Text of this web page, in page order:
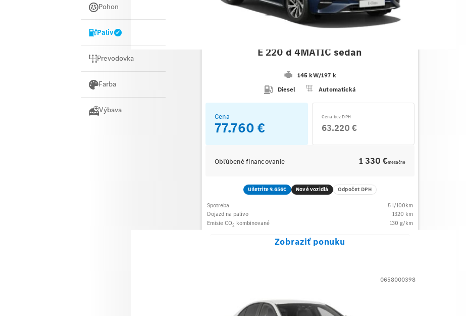
E 220 d 4MATIC sedan
145 kW/197 k
Diesel
Automatická
Cena
77.760 €
Cena bez DPH
63.220 €
Obľúbené financovanie 1 330 €mesačne
Ušetríte 9.656€ Nové vozidlá Odpočet DPH
Spotreba 5 l/100km
Dojazd na palivo
1320 km
Emisie CO2 kombinované 130 g/km
Zobraziť ponuku
0658000398
Pohon
Palivo
Prevodovka
Farba
Výbava